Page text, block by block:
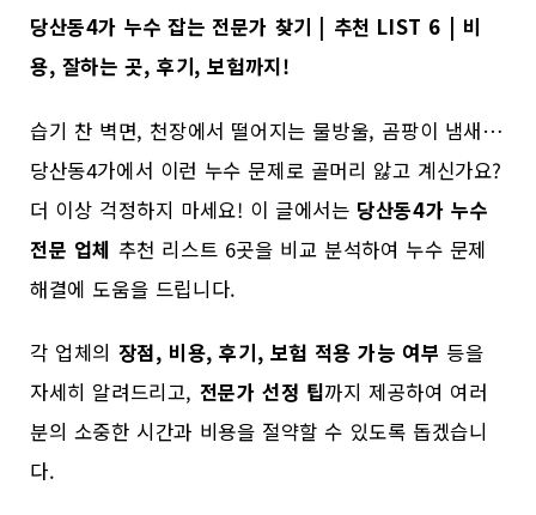
당산동4가 누수 잡는 전문가 찾기 | 추천 LIST 6 | 비
용, 잘하는 곳, 후기, 보험까지!
습기 찬 벽면, 천장에서 떨어지는 물방울, 곰팡이 냄새…
당산동4가에서 이런 누수 문제로 골머리 앓고 계신가요?
더 이상 걱정하지 마세요! 이 글에서는 당산동4가 누수
전문 업체 추천 리스트 6곳을 비교 분석하여 누수 문제
해결에 도움을 드립니다.
각 업체의 장점, 비용, 후기, 보험 적용 가능 여부 등을
자세히 알려드리고, 전문가 선정 팁까지 제공하여 여러
분의 소중한 시간과 비용을 절약할 수 있도록 돕겠습니
다.